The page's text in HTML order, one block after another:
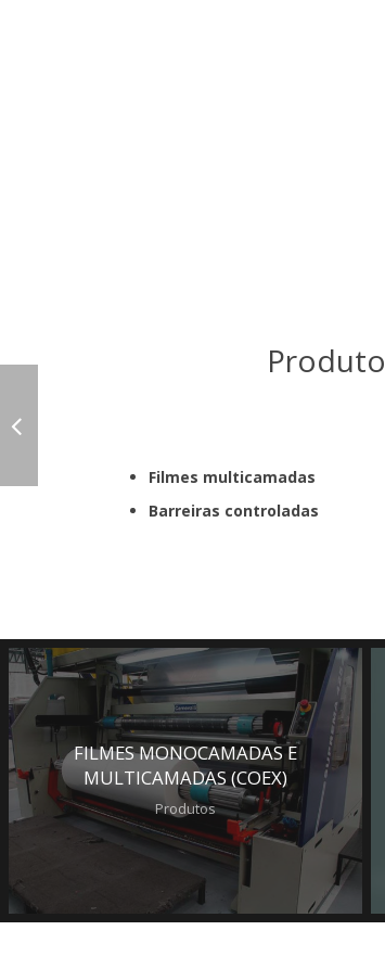
Produto
Filmes multicamadas
Barreiras controladas
FILMES MONOCAMADAS E
MULTICAMADAS (COEX)
Produtos